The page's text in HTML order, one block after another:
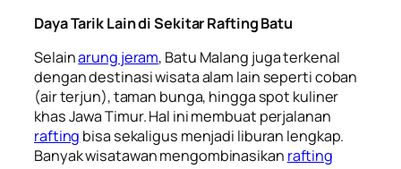
Daya Tarik Lain di Sekitar Rafting Batu
Selainarung jeram, Batu Malang juga terkenal
dengan destinasi wisata alam lain seperti coban
(air terjun), taman bunga, hingga spot kuliner
khas Jawa Timur. Hal ini membuat perjalanan
rafting bisa sekaligus menjadi liburan lengkap.
Banyak wisatawan mengombinasikan rafting